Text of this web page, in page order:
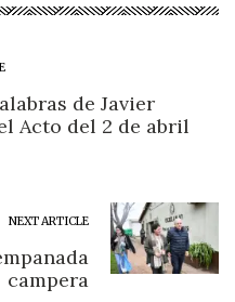
de Javier
Acto del 2 de abril
NEXT ARTICLE
campera